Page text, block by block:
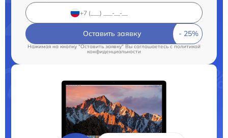
Оставить заявку
Нажимая на кнопку "Оставить заявку" Вы соглашаетесь cполитикой
конфиденциальности